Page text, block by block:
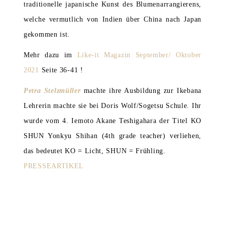
traditionelle japanische Kunst des Blumenarrangierens,
welche vermutlich von Indien über China nach Japan
gekommen ist.
Mehr dazu im Like-it Magazin September/ Oktober
2021 Seite 36-41 !
Petra Stelzmüllermachte ihre Ausbildung zur Ikebana
Lehrerin machte sie bei Doris Wolf/Sogetsu Schule. Ihr
wurde vom 4. Iemoto Akane Teshigahara der Titel KO
SHUN Yonkyu Shihan (4th grade teacher) verliehen,
das bedeutet KO = Licht, SHUN = Frühling.
PRESSEARTIKEL